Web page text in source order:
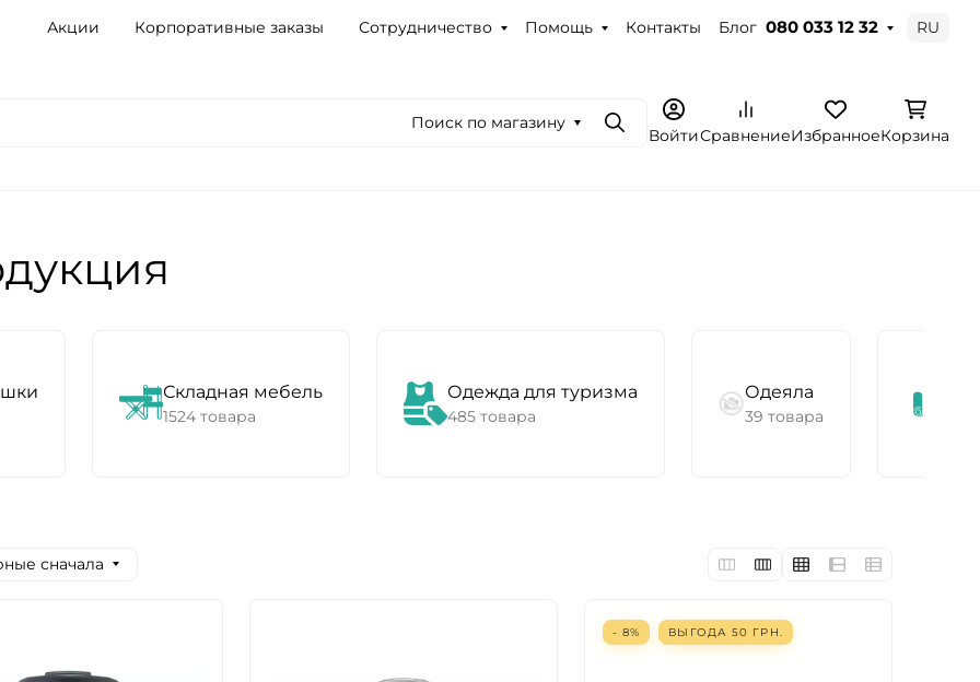
Акции Корпоративные заказы Сотрудничество Помощь Контакты Блог 080 033 12 32 RU
Поиск по магазину
ПоискВойтиСравнениеИзбранноеКорзина
Складная мебель
1524 товара
Одежда для туризма
485 товара
Одеяла
39 товара
сначала
- 8% ВЫГОДА 50 ГРН.